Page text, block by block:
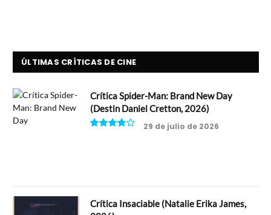
ÚLTIMAS CRÍTICAS DE CINE
Crítica Spider-Man: Brand New Day
(Destin Daniel Cretton, 2026)
29 de julio de 2026
Crítica Insaciable (Natalie Erika James,